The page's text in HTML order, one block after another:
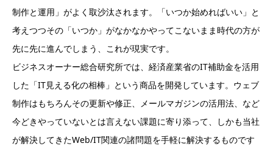
制作と運用」がよく取沙汰されます。「いつか始めればいい」と
考えつつその「いつか」がなかなかやってこないまま時代の方が
先に先に進んでしまう、これが現実です。
ビジネスオーナー総合研究所では、経済産業省のIT補助金を活用
した「IT見える化の相棒」という商品を開発しています。ウェブ
制作はもちろんその更新や修正、メールマガジンの活用法、など
今どきやっていないとは言えない課題に寄り添って、しかも当社
が解決してきたWeb/IT関連の諸問題を手軽に解決するものです